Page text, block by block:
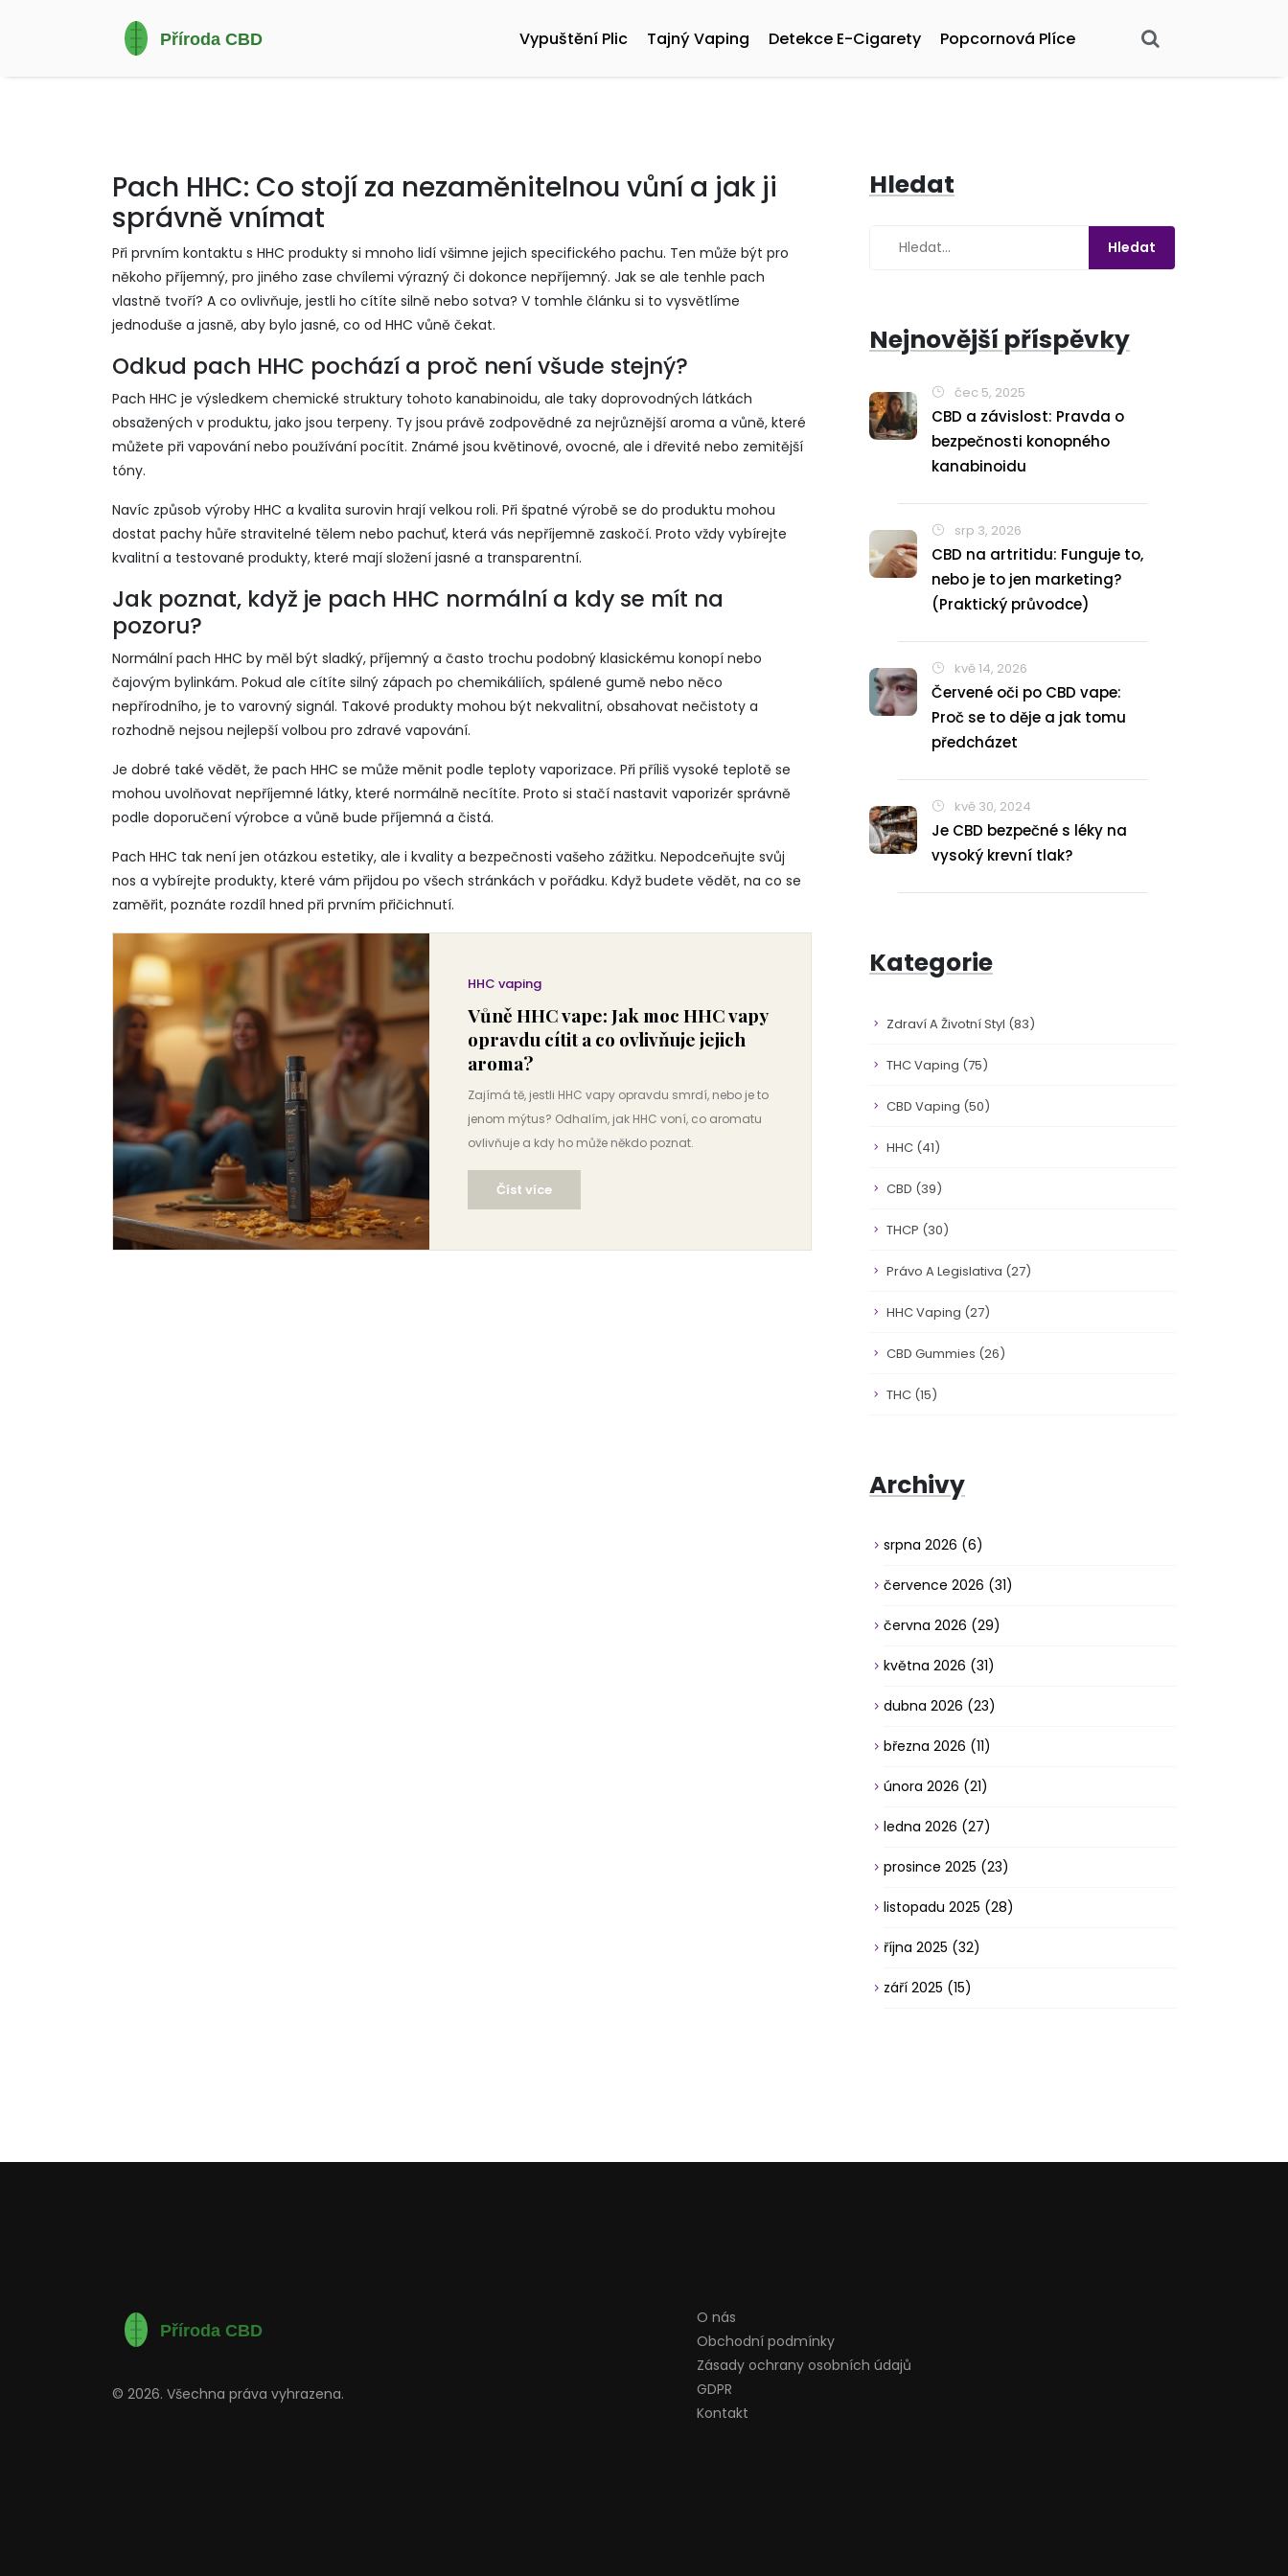
Vypuštění Plic Tajný Vaping Detekce E-Cigarety Popcornová Plíce
Pach HHC: Co stojí za nezaměnitelnou vůní a jak ji
správně vnímat
Při prvním kontaktu s HHC produkty si mnoho lidí všimne jejich specifického pachu. Ten může být pro
někoho příjemný, pro jiného zase chvílemi výrazný či dokonce nepříjemný. Jak se ale tenhle pach
vlastně tvoří? A co ovlivňuje, jestli ho cítíte silně nebo sotva? V tomhle článku si to vysvětlíme
jednoduše a jasně, aby bylo jasné, co od HHC vůně čekat.
Odkud pach HHC pochází a proč není všude stejný?
Pach HHC je výsledkem chemické struktury tohoto kanabinoidu, ale taky doprovodných látkách
obsažených v produktu, jako jsou terpeny. Ty jsou právě zodpovědné za nejrůznější aroma a vůně, které
můžete při vapování nebo používání pocítit. Známé jsou květinové, ovocné, ale i dřevité nebo zemitější
tóny.
Navíc způsob výroby HHC a kvalita surovin hrají velkou roli. Při špatné výrobě se do produktu mohou
dostat pachy hůře stravitelné tělem nebo pachuť, která vás nepříjemně zaskočí. Proto vždy vybírejte
kvalitní a testované produkty, které mají složení jasné a transparentní.
Jak poznat, když je pach HHC normální a kdy se mít na
pozoru?
Normální pach HHC by měl být sladký, příjemný a často trochu podobný klasickému konopí nebo
čajovým bylinkám. Pokud ale cítíte silný zápach po chemikáliích, spálené gumě nebo něco
nepřírodního, je to varovný signál. Takové produkty mohou být nekvalitní, obsahovat nečistoty a
rozhodně nejsou nejlepší volbou pro zdravé vapování.
Je dobré také vědět, že pach HHC se může měnit podle teploty vaporizace. Při příliš vysoké teplotě se
mohou uvolňovat nepříjemné látky, které normálně necítíte. Proto si stačí nastavit vaporizér správně
podle doporučení výrobce a vůně bude příjemná a čistá.
Pach HHC tak není jen otázkou estetiky, ale i kvality a bezpečnosti vašeho zážitku. Nepodceňujte svůj
nos a vybírejte produkty, které vám přijdou po všech stránkách v pořádku. Když budete vědět, na co se
zaměřit, poznáte rozdíl hned při prvním přičichnutí.
HHC vaping
Vůně HHC vape: Jak moc HHC vapy
opravdu cítit a co ovlivňuje jejich
aroma?
Zajímá tě, jestli HHC vapy opravdu smrdí, nebo je to
jenom mýtus? Odhalím, jak HHC voní, co aromatu
ovlivňuje a kdy ho může někdo poznat.
Číst více
Hledat
Nejnovější příspěvky
čec 5, 2025
CBD a závislost: Pravda o
bezpečnosti konopného
kanabinoidu
srp 3, 2026
CBD na artritidu: Funguje to,
nebo je to jen marketing?
(Praktický průvodce)
kvě 14, 2026
Červené oči po CBD vape:
Proč se to děje a jak tomu
předcházet
kvě 30, 2024
Je CBD bezpečné s léky na
vysoký krevní tlak?
Kategorie
Zdraví A Životní Styl (83)
THC Vaping (75)
CBD Vaping (50)
HHC (41)
CBD (39)
THCP (30)
Právo A Legislativa (27)
HHC Vaping (27)
CBD Gummies (26)
THC (15)
Archivy
srpna 2026 (6)
července 2026 (31)
června 2026 (29)
května 2026 (31)
dubna 2026 (23)
března 2026 (11)
února 2026 (21)
ledna 2026 (27)
prosince 2025 (23)
listopadu 2025 (28)
října 2025 (32)
září 2025 (15)
© 2026. Všechna práva vyhrazena.
O nás
Obchodní podmínky
Zásady ochrany osobních údajů
GDPR
Kontakt